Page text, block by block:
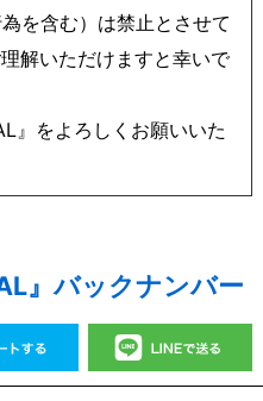
を含む）は禁止とさせて
解いただけますと幸いで
』をよろしくお願いいた
』バックナンバー